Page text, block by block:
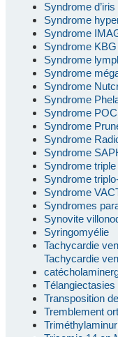
Syndrome
Syndrome
Syndrome
Syndrome KBG
Syndrome
Syndrome
Syndrome
Syndrome
Syndrome
Syndrome
Syndrome
Syndrome
Syndrome triple
Syndrome
Syndrome
Syndromes
Synovite
Syringomyélie
Tachycardie
Tachycardie
Transposition
Tremblement